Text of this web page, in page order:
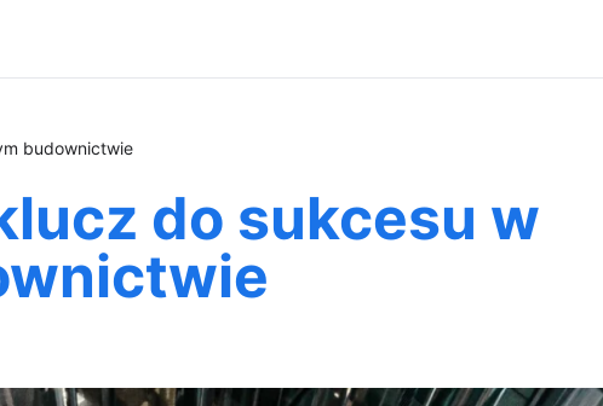
budownictwie
do sukcesu w